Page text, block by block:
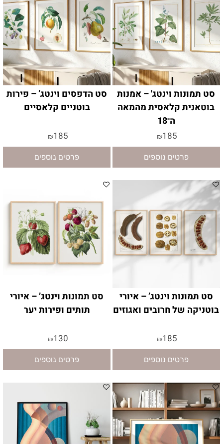
סט תמונות וינטג' – אמנות
בוטאנית קלאסית מהמאה
ה־18
₪185
פרטים נוספים
סט הדפסים וינטג’ – פירות
בוטניים קלאסיים
₪185
פרטים נוספים
סט תמונות וינטג’ – איורי
בוטניקה של חרובים ואגוזים
₪185
פרטים נוספים
סט תמונות וינטג’ – איורי
תותים ופירות יער
₪130
פרטים נוספים